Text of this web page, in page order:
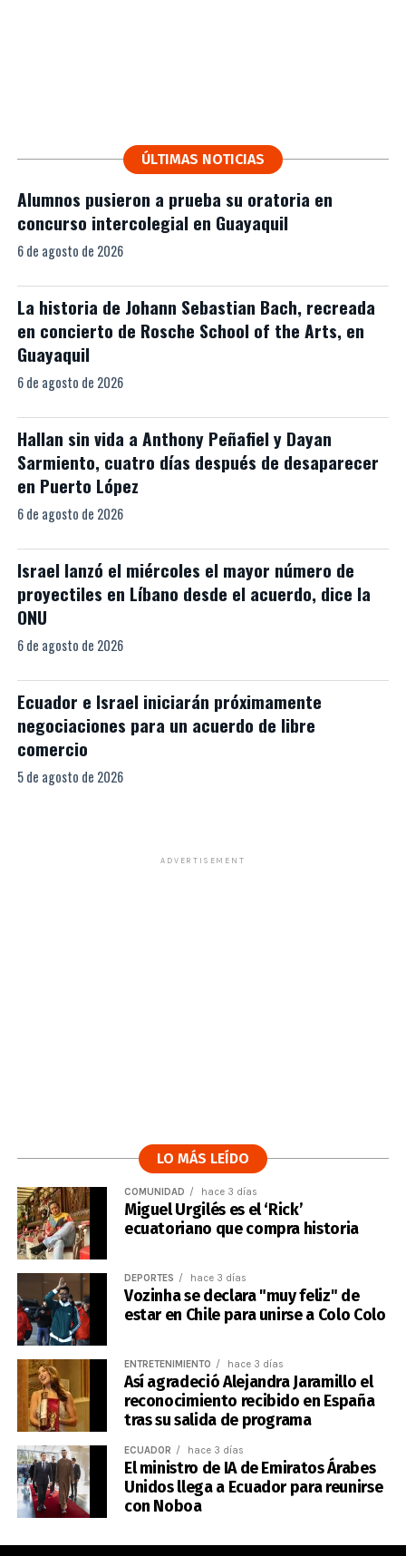
ÚLTIMAS NOTICIAS
Alumnos pusieron a prueba su oratoria en
concurso intercolegial en Guayaquil
6 de agosto de 2026
La historia de Johann Sebastian Bach, recreada
en concierto de Rosche School of the Arts, en
Guayaquil
6 de agosto de 2026
Hallan sin vida a Anthony Peñafiel y Dayan
Sarmiento, cuatro días después de desaparecer
en Puerto López
6 de agosto de 2026
Israel lanzó el miércoles el mayor número de
proyectiles en Líbano desde el acuerdo, dice la
ONU
6 de agosto de 2026
Ecuador e Israel iniciarán próximamente
negociaciones para un acuerdo de libre
comercio
5 de agosto de 2026
ADVERTISEMENT
LO MÁS LEÍDO
COMUNIDAD hace 3 días
Miguel Urgilés es el ‘Rick’
ecuatoriano que compra historia
DEPORTES hace 3 días
Vozinha se declara "muy feliz" de
estar en Chile para unirse a Colo Colo
ENTRETENIMIENTO hace 3 días
Así agradeció Alejandra Jaramillo el
reconocimiento recibido en España
tras su salida de programa
ECUADOR hace 3 días
El ministro de IA de Emiratos Árabes
Unidos llega a Ecuador para reunirse
con Noboa